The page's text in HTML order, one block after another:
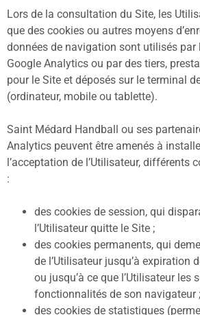
Lors de la consultation du Site, les
que des cookies ou autres moyens
données de navigation sont utilisés par
Google Analytics ou par des tiers,
pour le Site et déposés sur le terminal
(ordinateur, mobile ou tablette).
Saint Médard Handball ou ses
Analytics peuvent être amenés à
l’acceptation de l’Utilisateur, différents
:
des cookies de session, qui
l’Utilisateur quitte le Site ;
des cookies permanents, qui
de l’Utilisateur jusqu’à expiration
ou jusqu’à ce que l’Utilisateur les
fonctionnalités de son navigateur
des cookies de statistiques